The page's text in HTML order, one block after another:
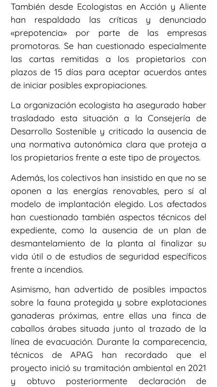
También desde Ecologistas en Acción y Aliente
han respaldado las críticas y denunciado
«prepotencia» por parte de las empresas
promotoras. Se han cuestionado especialmente
las cartas remitidas a los propietarios con
plazos de 15 días para aceptar acuerdos antes
de iniciar posibles expropiaciones.
La organización ecologista ha asegurado haber
trasladado esta situación a la Consejería de
Desarrollo Sostenible y criticado la ausencia de
una normativa autonómica clara que proteja a
los propietarios frente a este tipo de proyectos.
Además, los colectivos han insistido en que no se
oponen a las energías renovables, pero sí al
modelo de implantación elegido. Los afectados
han cuestionado también aspectos técnicos del
expediente, como la ausencia de un plan de
desmantelamiento de la planta al finalizar su
vida útil o de estudios de seguridad específicos
frente a incendios.
Asimismo, han advertido de posibles impactos
sobre la fauna protegida y sobre explotaciones
ganaderas próximas, entre ellas una finca de
caballos árabes situada junto al trazado de la
línea de evacuación. Durante la comparecencia,
técnicos de APAG han recordado que el
proyecto inició su tramitación ambiental en 2021
y obtuvo posteriormente declaración de